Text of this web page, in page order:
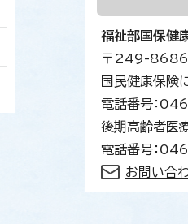
福祉部国保健
〒249-8686
国民健康保険
電話番号：
後期高齢者医
電話番号：
お問い合